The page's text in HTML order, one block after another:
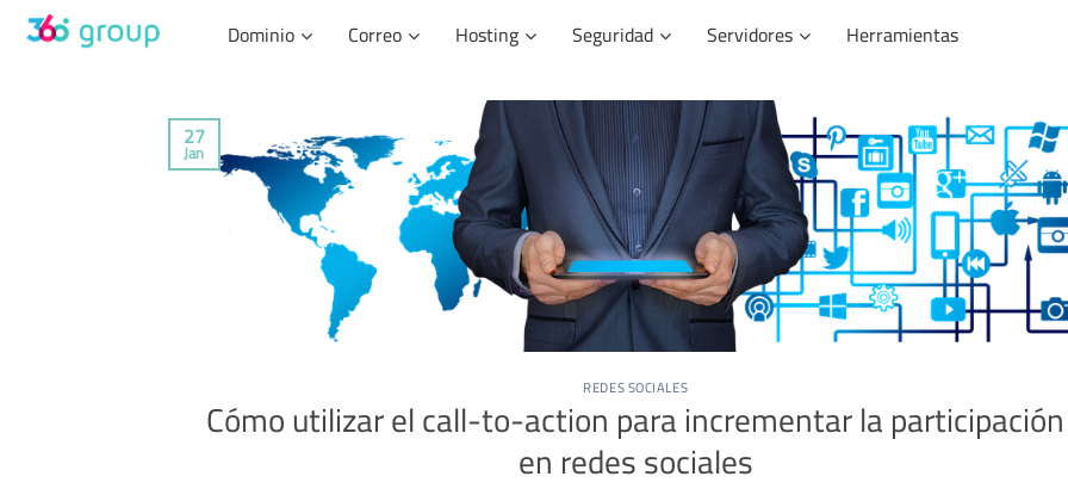
Skip
Dominio Correo Hosting Seguridad Servidores Herramientas
27
Jan
REDES SOCIALES
Cómo utilizar el call-to-action para incrementar la participación
en redes sociales